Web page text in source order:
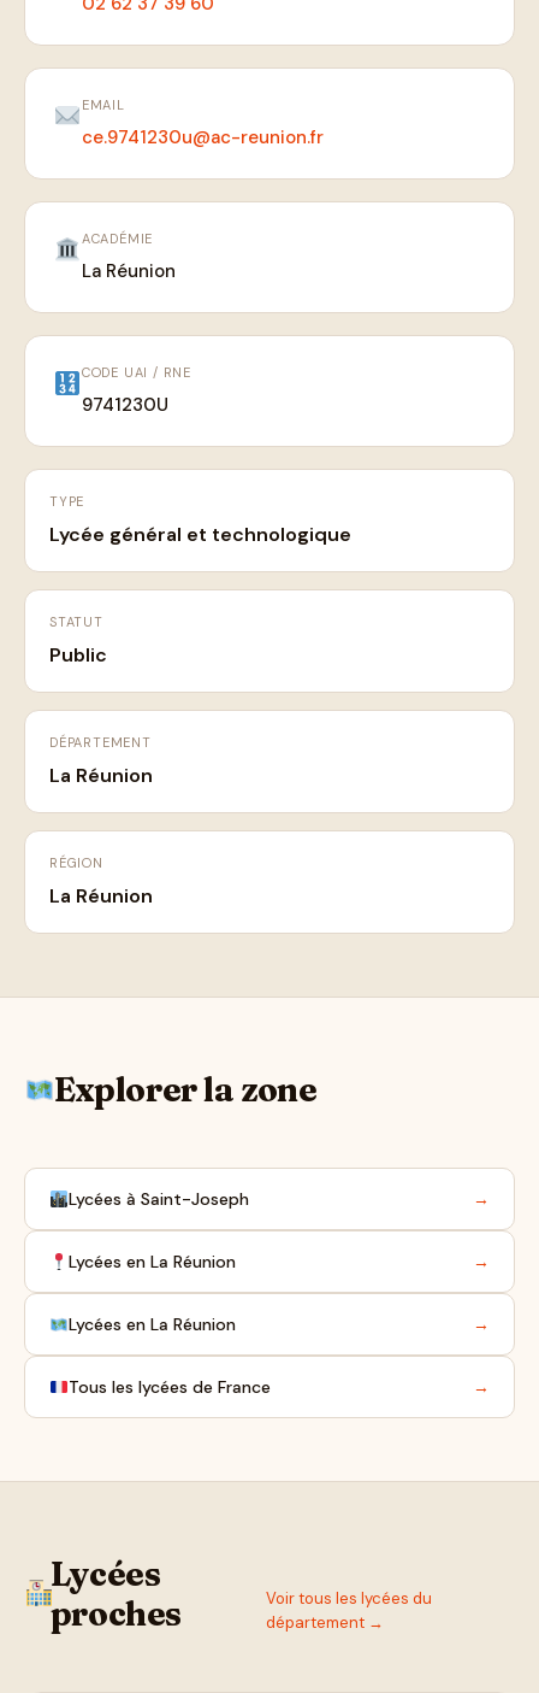
EMAIL
ce.9741230u@ac-reunion.fr
ACADÉMIE
La Réunion
CODE UAI / RNE
9741230U
TYPE
Lycée général et technologique
STATUT
Public
DÉPARTEMENT
La Réunion
RÉGION
La Réunion
Explorer la zone
Lycées à Saint-Joseph →
Lycées en La Réunion →
Lycées en La Réunion →
Tous les lycées de France →
Lycées
proches
Voir tous les lycées du
département →